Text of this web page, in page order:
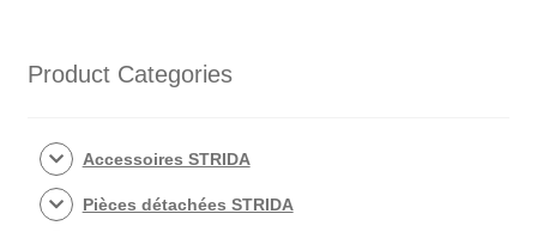
écrou
Product Categories
Accessoires STRIDA
Pièces détachées STRIDA